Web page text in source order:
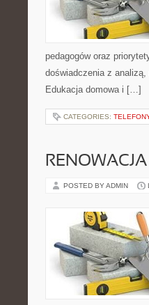
pedagogów oraz
doświadczenia z
Edukacja domowa i […]
CATEGORIES:
POSTED BY ADMIN